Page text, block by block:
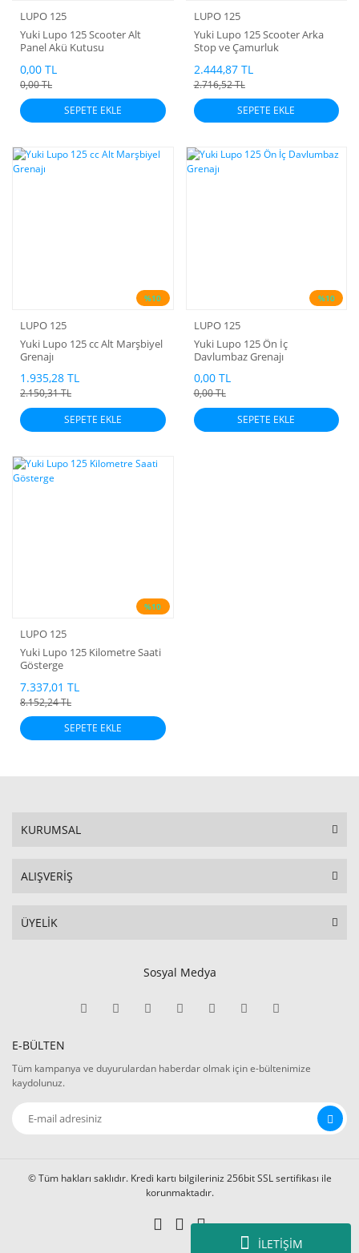
İLETİŞİM
LUPO 125
Yuki Lupo 125 Scooter Alt
Panel Akü Kutusu
0,00 TL
0,00 TL
SEPETE EKLE
LUPO 125
Yuki Lupo 125 Scooter Arka
Stop ve Çamurluk
2.444,87 TL
2.716,52 TL
SEPETE EKLE
%10
LUPO 125
Yuki Lupo 125 cc Alt Marşbiyel
Grenajı
1.935,28 TL
2.150,31 TL
SEPETE EKLE
%10
LUPO 125
Yuki Lupo 125 Ön İç
Davlumbaz Grenajı
0,00 TL
0,00 TL
SEPETE EKLE
%10
LUPO 125
Yuki Lupo 125 Kilometre Saati
Gösterge
7.337,01 TL
8.152,24 TL
SEPETE EKLE
KURUMSAL
ALIŞVERİŞ
ÜYELİK
Sosyal Medya
E-BÜLTEN
Tüm kampanya ve duyurulardan haberdar olmak için e-bültenimize
kaydolunuz.
© Tüm hakları saklıdır. Kredi kartı bilgileriniz 256bit SSL sertifikası ile
korunmaktadır.